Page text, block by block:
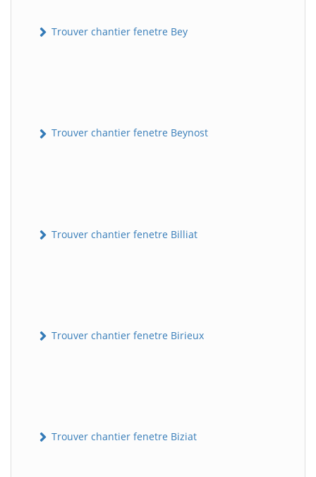
Trouver chantier fenetre Bey
Trouver chantier fenetre Beynost
Trouver chantier fenetre Billiat
Trouver chantier fenetre Birieux
Trouver chantier fenetre Biziat